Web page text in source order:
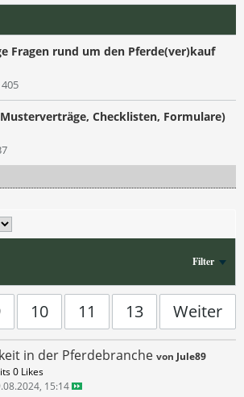
Fragen rund um den Pferde(ver)kauf
Checklisten, Formulare)
Filter
10 11 13 Weiter
in der Pferdebranche von Jule89
0 Likes
15:14